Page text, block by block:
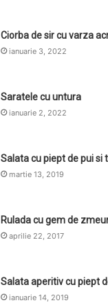
Ciorba de sir cu varza
ianuarie 3, 2022
Saratele cu untura
ianuarie 2, 2022
Salata cu piept de pui si
martie 13, 2019
Rulada cu gem de
aprilie 22, 2017
Salata aperitiv cu piept
ianuarie 14, 2019